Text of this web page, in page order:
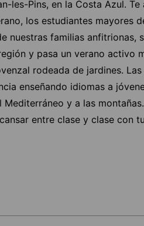
les-Pins, en la Costa Azul.
los estudiantes mayores
nuestras familias anfitrionas,
y pasa un verano activo
rodeada de jardines.
enseñando idiomas a
y a las
entre clase y clase con